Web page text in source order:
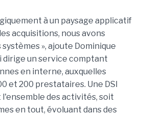
à un paysage applicatif
acquisitions, nous avons
», ajoute Dominique
dirige un service comptant
en interne, auxquelles
et 200 prestataires. Une DSI
des activités, soit
en tout, évoluant dans des